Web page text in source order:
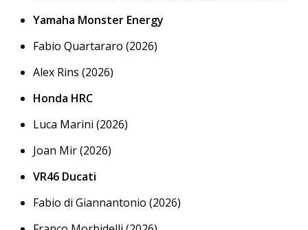
Yamaha Monster Energy
Fabio Quartararo (2026)
Alex Rins (2026)
Honda HRC
Luca Marini (2026)
Joan Mir (2026)
VR46 Ducati
Fabio di Giannantonio (2026)